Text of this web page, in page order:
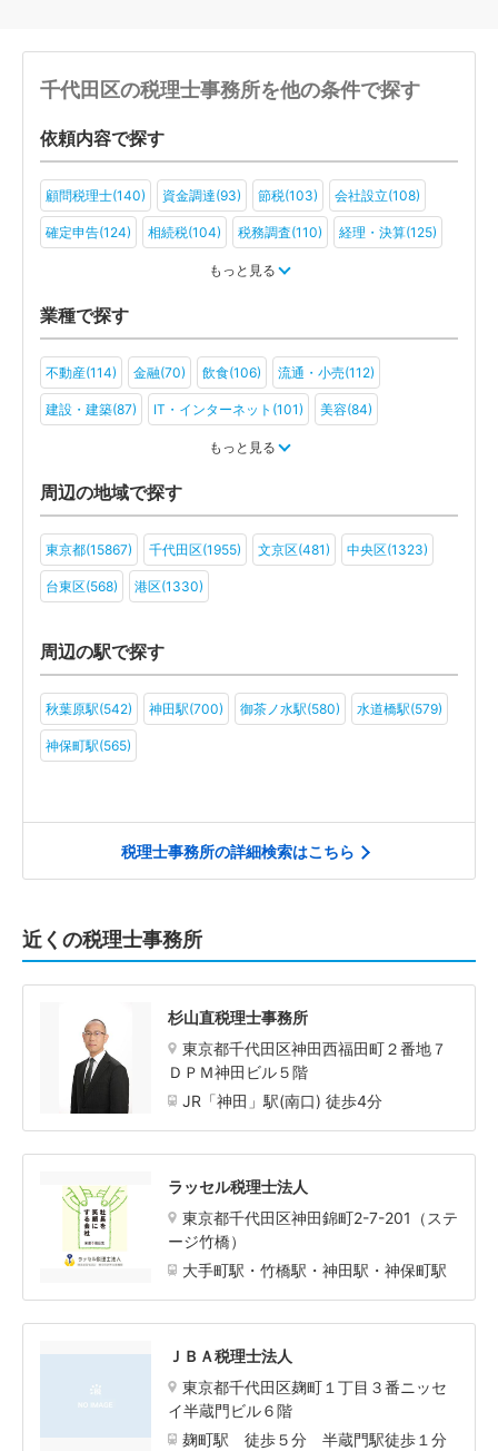
千代田区の税理士事務所を他の条件で探す
依頼内容で探す
顧問税理士(140) 資金調達(93) 節税(103) 会社設立(108)
確定申告(124) 相続税(104) 税務調査(110) 経理・決算(125)
もっと見る
業種で探す
不動産(114) 金融(70) 飲食(106) 流通・小売(112)
建設・建築(87) IT・インターネット(101) 美容(84)
教育(74)
旅行・ホテル(74) アミューズメント・レジャー(61)
ファンド(38) 社会福祉法人(26) 医療法人(63) ＮＰＯ法人(40)
学校法人(27) 一般社団法人(57) その他(46)
もっと見る
周辺の地域で探す
東京都(15867) 千代田区(1955) 文京区(481) 中央区(1323)
台東区(568) 港区(1330)
周辺の駅で探す
秋葉原駅(542) 神田駅(700) 御茶ノ水駅(580) 水道橋駅(579)
神保町駅(565)
税理士事務所の詳細検索はこちら
近くの税理士事務所
杉山直税理士事務所
東京都千代田区神田西福田町２番地７
ＤＰＭ神田ビル５階
JR「神田」駅(南口) 徒歩4分
ラッセル税理士法人
東京都千代田区神田錦町2-7-201（ステ
ージ竹橋）
大手町駅・竹橋駅・神田駅・神保町駅
ＪＢＡ税理士法人
東京都千代田区麹町１丁目３番ニッセ
イ半蔵門ビル６階
麹町駅 徒歩５分 半蔵門駅徒歩１分